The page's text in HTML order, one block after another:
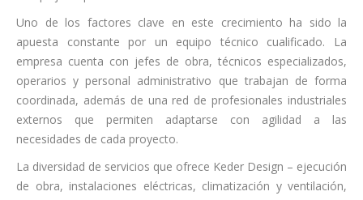
Uno de los factores clave en este crecimiento ha sido la
apuesta constante por un equipo técnico cualificado. La
empresa cuenta con jefes de obra, técnicos especializados,
operarios y personal administrativo que trabajan de forma
coordinada, además de una red de profesionales industriales
externos que permiten adaptarse con agilidad a las
necesidades de cada proyecto.
La diversidad de servicios que ofrece Keder Design – ejecución
de obra, instalaciones eléctricas, climatización y ventilación,